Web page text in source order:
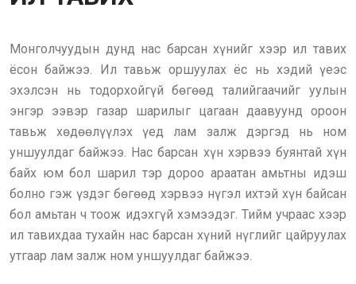
Монголчуудын дунд нас барсан хүнийг хээр ил тавих
ёсон байжээ. Ил тавьж оршуулах ёс нь хэдий үеэс
эхэлсэн нь тодорхойгүй бөгөөд талийгаачийг уулын
энгэр ээвэр газар шарилыг цагаан даавуунд ороон
тавьж хөдөөлүүлэх үед лам залж дэргэд нь ном
уншуулдаг байжээ. Нас барсан хүн хэрвээ буянтай хүн
байх юм бол шарил тэр дороо араатан амьтны идэш
болно гэж үздэг бөгөөд хэрвээ нүгэл ихтэй хүн байсан
бол амьтан ч тоож идэхгүй хэмээдэг. Тийм учраас хээр
ил тавихдаа тухайн нас барсан хүний нүглийг цайруулах
утгаар лам залж ном уншуулдаг байжээ.